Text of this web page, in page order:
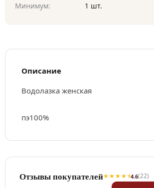
Минимум:
1 шт.
Описание
Водолазка женская
пэ100%
Отзывы покупателей★★★★⯨4.6(22)